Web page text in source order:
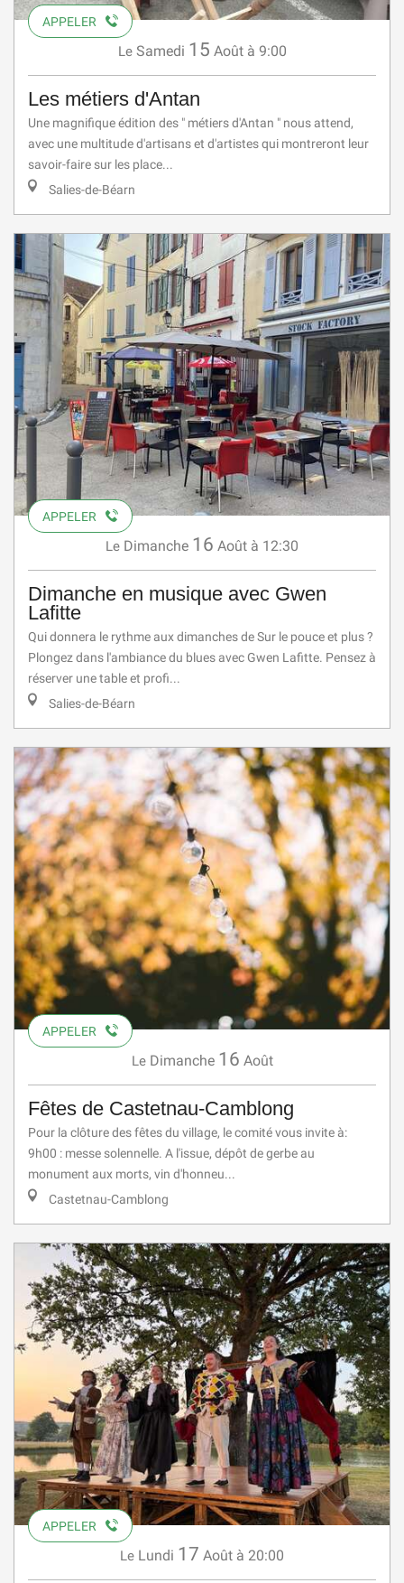
APPELER
Le Samedi 15 Août à 9:00
Les métiers d'Antan
Une magnifique édition des " métiers d'Antan " nous attend,
avec une multitude d'artisans et d'artistes qui montreront leur
savoir-faire sur les place...
Salies-de-Béarn
APPELER
Le Dimanche 16 Août à 12:30
Dimanche en musique avec Gwen
Lafitte
Qui donnera le rythme aux dimanches de Sur le pouce et plus ?
Plongez dans l'ambiance du blues avec Gwen Lafitte. Pensez à
réserver une table et profi...
Salies-de-Béarn
APPELER
Le Dimanche 16 Août
Fêtes de Castetnau-Camblong
Pour la clôture des fêtes du village, le comité vous invite à:
9h00 : messe solennelle. A l'issue, dépôt de gerbe au
monument aux morts, vin d'honneu...
Castetnau-Camblong
APPELER
Le Lundi 17 Août à 20:00